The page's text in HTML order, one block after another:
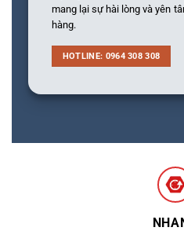
mang lại sự hài lòng và yên
hàng.
HOTLINE: 0964 308 308